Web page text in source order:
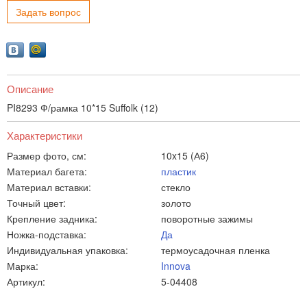
Задать вопрос
Описание
PI8293 Ф/рамка 10*15 Suffolk (12)
Характеристики
Размер фото, см:
10x15 (А6)
Материал багета:
пластик
Материал вставки:
стекло
Точный цвет:
золото
Крепление задника:
поворотные зажимы
Ножка-подставка:
Да
Индивидуальная упаковка:
термоусадочная пленка
Марка:
Innova
Артикул:
5-04408